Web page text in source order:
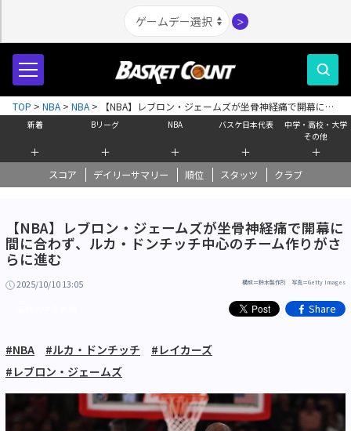
＞
新着
＋
Bリーグ
＋
NBA
＋
バスケ日本代表
＋
中学・高校・大学
その他
＋
スコア デイリーサマリー 順位 スタッツ クラブ
TOP > NBA > NBA >
【NBA】レブロン・ジェームズが坐骨神経痛で開幕に間
に合わず、ルカ・ドンチッチ中心のチーム作りがさらに進む
【NBA】レブロン・ジェームズが坐骨神経痛で開幕に
間に合わず、ルカ・ドンチッチ中心のチーム作りがさ
らに進む
2025/10/10 13:05 構成＝鈴木製作所 写真＝Getty Images
Share
#NBA #ルカ・ドンチッチ
#レイカーズ
#レブロン・ジェームズ